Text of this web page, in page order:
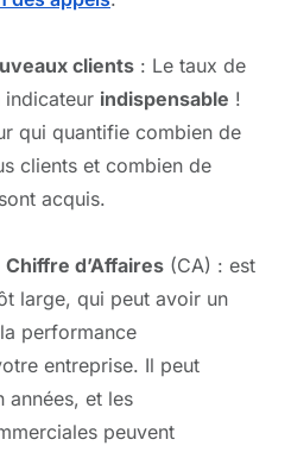
clients : Le taux de
indicateur indispensable !
qui quantifie combien de
clients et combien de
acquis.
Chiffre d’Affaires (CA) : est
large, qui peut avoir un
performance
entreprise. Il peut
années, et les
peuvent